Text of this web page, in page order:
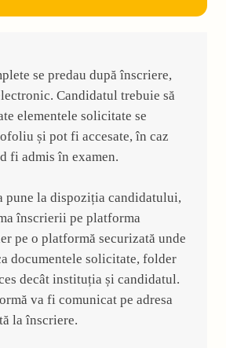
se predau după înscriere,
Candidatul trebuie să
elementele solicitate se
și pot fi accesate, în caz
fi admis în examen.
pune la dispoziția candidatului,
înscrierii pe platforma
pe o platformă securizată unde
documentele solicitate, folder
decât instituția și candidatul.
va fi comunicat pe adresa
la înscriere.